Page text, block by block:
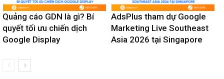
Quảng cáo GDN là gì? Bí
quyết tối ưu chiến dịch
Google Display
AdsPlus tham dự Google
Marketing Live Southeast
Asia 2026 tại Singapore